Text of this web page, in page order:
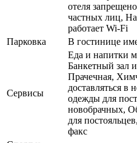
отеля
частных лиц, На
работает Wi-Fi
Парковка
В гостинице
Сервисы
Еда и напитки
Банкетный зал
Прачечная,
доставляться
одежды для
новобрачных,
для
факс